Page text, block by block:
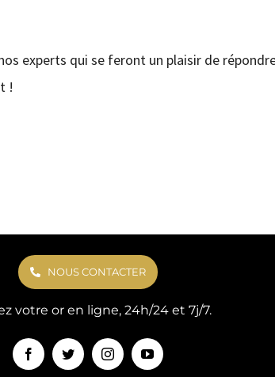
experts qui se feront un plaisir de
!
NOUS CONTACTER
votre or en ligne, 24h/24 et 7j/7.